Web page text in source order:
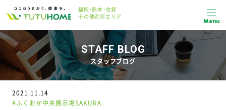
福岡・熊本・佐賀
その他近郊エリア
Menu
STAFF BLOG
スタッフブログ
2021.11.14
#ふくおか中央展示場SAKURA